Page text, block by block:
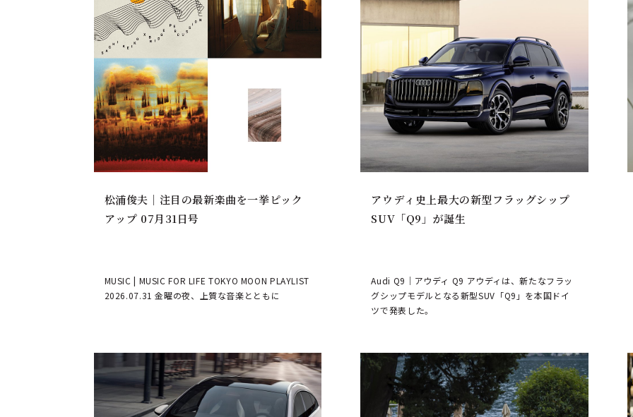
松浦俊夫｜注目の最新楽曲を一挙ピック
アップ 07月31日号
MUSIC | MUSIC FOR LIFE TOKYO MOON PLAYLIST
2026.07.31 金曜の夜、上質な音楽とともに
アウディ史上最大の新型フラッグシップ
SUV「Q9」が誕生
Audi Q9｜アウディ Q9 アウディは、新たなフラッ
グシップモデルとなる新型SUV「Q9」を本国ドイ
ツで発表した。